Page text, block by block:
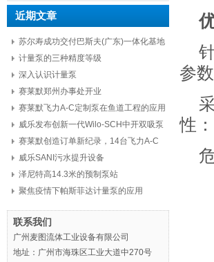
参
性
近期文章
苏尔寿成功交付巴斯夫(广东)一体化基地
项目核心设备
计量泵的三种精度等级
深入认识计量泵
赛莱默郑州办事处开业
赛莱默飞力A-C定制泵在鱼道工程的应用
威乐发布创新一代Wilo-SCH中开双吸泵
赛莱默创造订单新纪录，14台飞力A-C
定制泵，8亿元
威乐SANI污水提升设备
泽尼特高14.3米的预制泵站
聚焦疫情下帕斯菲达计量泵的应用
联系我们
广州麦图流体工业设备有限公司
地址：广州市海珠区工业大道中270号